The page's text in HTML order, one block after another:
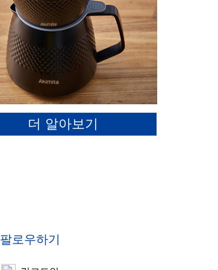
더 알아보기
팔로우하기